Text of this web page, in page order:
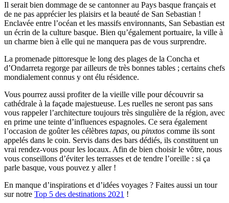
Il serait bien dommage de se cantonner au Pays basque français et
de ne pas apprécier les plaisirs et la beauté de San Sebastian !
Enclavée entre l’océan et les massifs environnants, San Sebastian est
un écrin de la culture basque. Bien qu’également portuaire, la ville à
un charme bien à elle qui ne manquera pas de vous surprendre.
La promenade pittoresque le long des plages de la Concha et
d’Ondarreta regorge par ailleurs de très bonnes tables ; certains chefs
mondialement connus y ont élu résidence.
Vous pourrez aussi profiter de la vieille ville pour découvrir sa
cathédrale à la façade majestueuse. Les ruelles ne seront pas sans
vous rappeler l’architecture toujours très singulière de la région, avec
en prime une teinte d’influences espagnoles. Ce sera également
l’occasion de goûter les célèbres tapas, ou pinxtos comme ils sont
appelés dans le coin. Servis dans des bars dédiés, ils constituent un
vrai rendez-vous pour les locaux. Afin de bien choisir le vôtre, nous
vous conseillons d’éviter les terrasses et de tendre l’oreille : si ça
parle basque, vous pouvez y aller !
En manque d’inspirations et d’idées voyages ? Faites aussi un tour
sur notre Top 5 des destinations 2021 !